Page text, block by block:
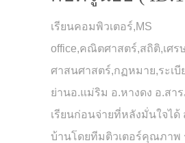
เรียนคอมพิวเตอร์,MS
office,คณิตศาสตร์,สถิติ,เศร
ศาสนศาสตร์,กฏหมาย,ระเ
ย่านอ.แม่ริม อ.หางดง อ.สา
เรียนก่อนจ่ายที่หลังมั่นใจได้
บ้านโดยทีมติวเตอร์คุณภาพ